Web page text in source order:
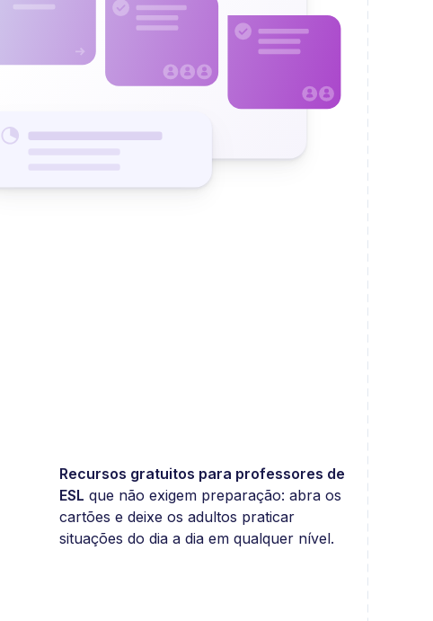
Recursos gratuitos para professores de
ESL que não exigem preparação: abra os
cartões e deixe os adultos praticar
situações do dia a dia em qualquer nível.